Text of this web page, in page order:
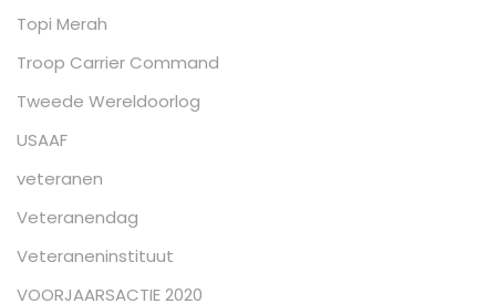
Topi Merah
Troop Carrier Command
Tweede Wereldoorlog
USAAF
veteranen
Veteranendag
Veteraneninstituut
VOORJAARSACTIE 2020